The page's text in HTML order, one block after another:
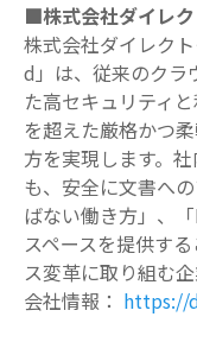
■株式会社ダイレ
株式会社ダイレク
d 」は、従来のク
た⾼セキュリティ
を超えた厳格かつ
方を実現します。
も、安全に文書へ
ばない働き⽅」、「
スペースを提供す
ス変⾰に取り組む
会社情報： https://